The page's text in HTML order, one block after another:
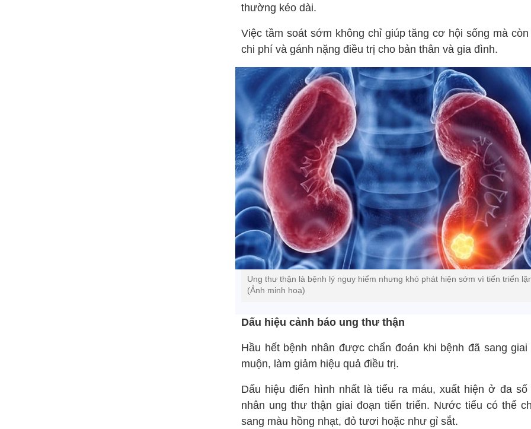
thường kéo dài.
Việc tầm soát sớm không chỉ giúp tăng cơ hội sống mà còn
chi phí và gánh nặng điều trị cho bản thân và gia đình.
Ung thư thận là bệnh lý nguy hiểm nhưng khó phát hiện sớm vì tiến triển
(Ảnh minh hoạ)
Dấu hiệu cảnh báo ung thư thận
Hầu hết bệnh nhân được chẩn đoán khi bệnh đã sang giai
muộn, làm giảm hiệu quả điều trị.
Dấu hiệu điển hình nhất là tiểu ra máu, xuất hiện ở đa số
nhân ung thư thận giai đoạn tiến triển. Nước tiểu có thể
sang màu hồng nhạt, đỏ tươi hoặc như gỉ sắt.